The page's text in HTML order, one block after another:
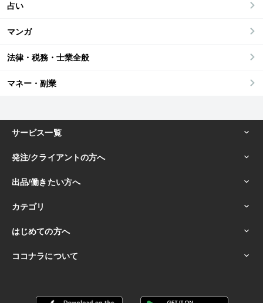
占い
マンガ
法律・税務・士業全般
マネー・副業